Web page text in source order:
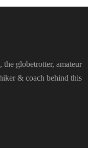
the globetrotter, amateur
& coach behind this